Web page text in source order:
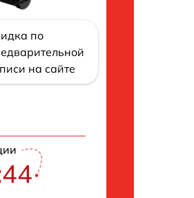
по
на сайте